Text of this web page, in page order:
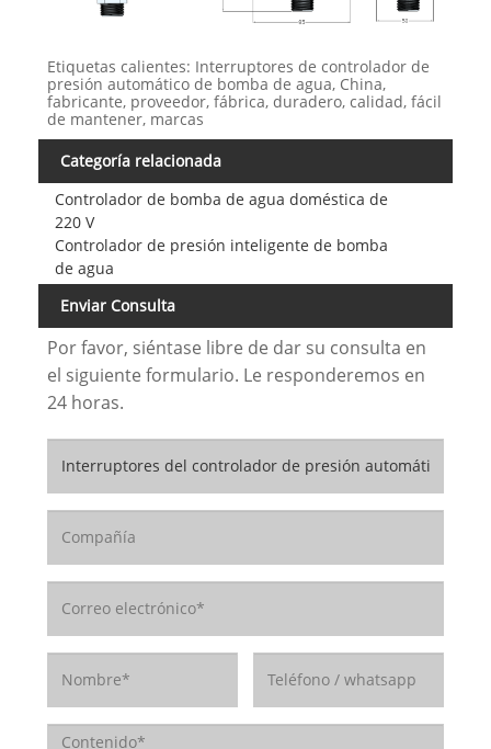
Etiquetas calientes: Interruptores de controlador de
presión automático de bomba de agua, China,
fabricante, proveedor, fábrica, duradero, calidad, fácil
de mantener, marcas
Categoría relacionada
Controlador de bomba de agua doméstica de
220 V
Controlador de presión inteligente de bomba
de agua
Enviar Consulta
Por favor, siéntase libre de dar su consulta en
el siguiente formulario. Le responderemos en
24 horas.